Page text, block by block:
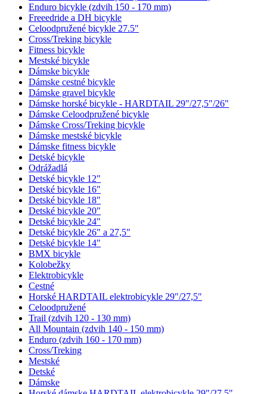
Enduro bicykle (zdvih 150 - 170 mm)
Freeedride a DH bicykle
Celoodpružené bicykle 27.5"
Cross/Treking bicykle
Fitness bicykle
Mestské bicykle
Dámske bicykle
Dámske cestné bicykle
Dámske gravel bicykle
Dámske horské bicykle - HARDTAIL 29"/27,5"/26"
Dámske Celoodpružené bicykle
Dámske Cross/Treking bicykle
Dámske mestské bicykle
Dámske fitness bicykle
Detské bicykle
Odrážadlá
Detské bicykle 12"
Detské bicykle 16"
Detské bicykle 18"
Detské bicykle 20"
Detské bicykle 24"
Detské bicykle 26" a 27,5"
Detské bicykle 14"
BMX bicykle
Kolobežky
Elektrobicykle
Cestné
Horské HARDTAIL elektrobicykle 29"/27,5"
Celoodpružené
Trail (zdvih 120 - 130 mm)
All Mountain (zdvih 140 - 150 mm)
Enduro (zdvih 160 - 170 mm)
Cross/Treking
Mestské
Detské
Dámske